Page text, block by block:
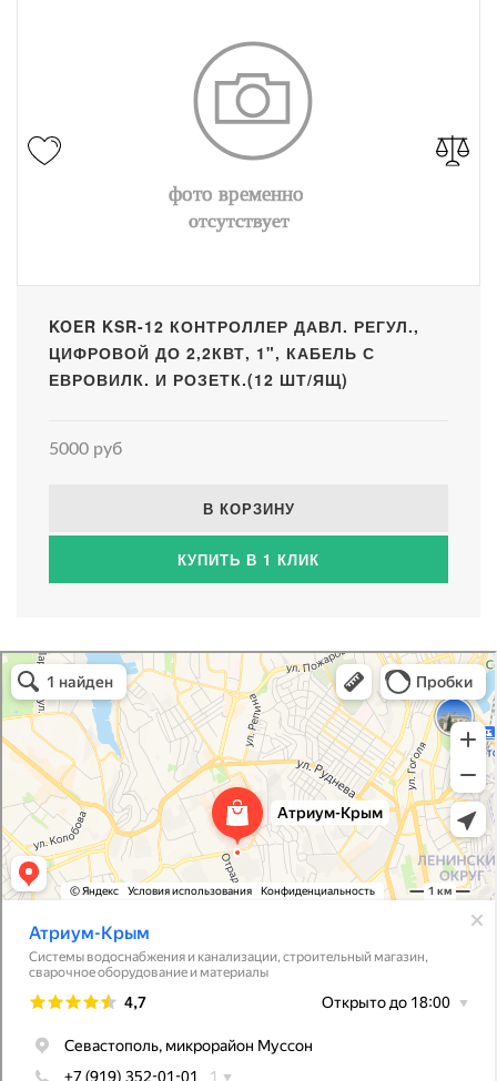
KOER KSR-12 КОНТРОЛЛЕР ДАВЛ. РЕГУЛ.,
ЦИФРОВОЙ ДО 2,2КВТ, 1", КАБЕЛЬ С
ЕВРОВИЛК. И РОЗЕТК.(12 ШТ/ЯЩ)
5000 руб
В КОРЗИНУ
КУПИТЬ В 1 КЛИК
Атриум-Крым
Системы водоснабжения, отопления, канализации в Севастополе
Снабжение строительных объектов в Севастополе